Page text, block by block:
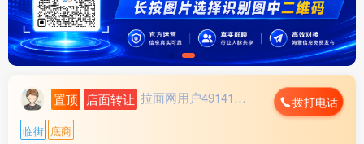
置顶 店面转让 拉面网用户491412... 拨打电话
临街 底商